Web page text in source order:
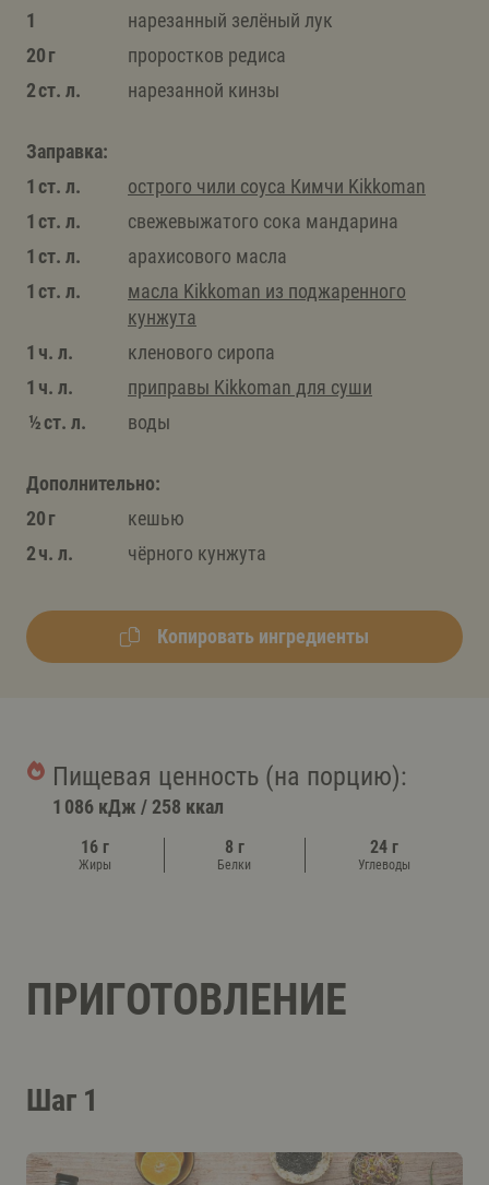
1
нарезанный зелёный лук
20 г
проростков редиса
2 ст. л.
нарезанной кинзы
Заправка:
1 ст. л.
острого чили соуса Кимчи Kikkoman
1 ст. л.
свежевыжатого сока мандарина
1 ст. л.
арахисового масла
1 ст. л.
масла Kikkoman из поджаренного
кунжута
1 ч. л.
кленового сиропа
1 ч. л.
приправы Kikkoman для суши
½ ст. л.
воды
Дополнительно:
20 г
кешью
2 ч. л.
чёрного кунжута
Копировать ингредиенты
Пищевая ценность (на порцию):
1 086 кДж / 258 ккал
16 г
Жиры
8 г
Белки
24 г
Углеводы
ПРИГОТОВЛЕНИЕ
Шаг 1